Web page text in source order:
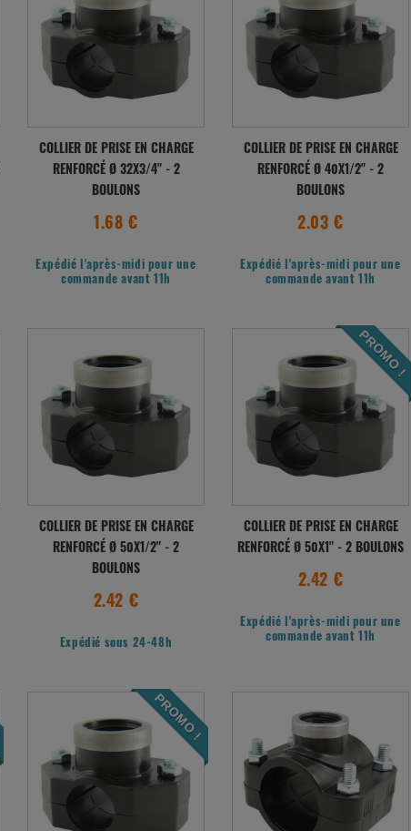
COLLIER DE PRISE EN CHARGE
RENFORCÉ Ø 32X3/4" - 2
BOULONS
1.68 €
Expédié l'après-midi pour une
commande avant 11h
COLLIER DE PRISE EN CHARGE
RENFORCÉ Ø 40X1/2" - 2
BOULONS
2.03 €
Expédié l'après-midi pour une
commande avant 11h
COLLIER DE PRISE EN CHARGE
RENFORCÉ Ø 50X1/2" - 2
BOULONS
2.42 €
Expédié sous 24-48h
PROMO !
COLLIER DE PRISE EN CHARGE
RENFORCÉ Ø 50X1" - 2 BOULONS
2.42 €
Expédié l'après-midi pour une
commande avant 11h
PROMO !